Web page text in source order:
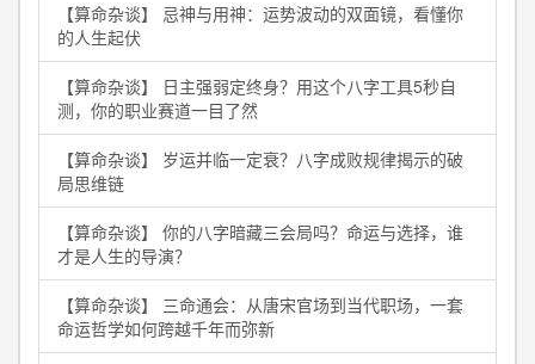
【算命杂谈】 忌神与用神：运势波动的双面镜，看懂你
的人生起伏
【算命杂谈】 日主强弱定终身？用这个八字工具5秒自
测，你的职业赛道一目了然
【算命杂谈】 岁运并临一定衰？八字成败规律揭示的破
局思维链
【算命杂谈】 你的八字暗藏三会局吗？命运与选择，谁
才是人生的导演？
【算命杂谈】 三命通会：从唐宋官场到当代职场，一套
命运哲学如何跨越千年而弥新